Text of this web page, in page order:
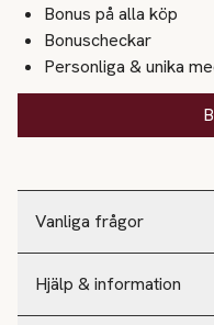
Vanliga frågor
Hjälp & information
Bonus på alla köp
Bonuscheckar
Personliga & unika